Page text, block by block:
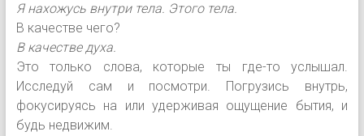
Я нахожусь внутри тела. Этого тела.
В качестве чего?
В качестве духа.
Это только слова, которые ты где-то услышал.
Исследуй сам и посмотри. Погрузись внутрь,
фокусируясь на или удерживая ощущение бытия, и
будь недвижим.